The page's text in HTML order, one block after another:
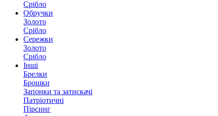
Срібло
Обручки
Золото
Срібло
Сережки
Золото
Срібло
Інші
Брелки
Брошки
Запонки та затискачі
Патріотичні
Пірсинг